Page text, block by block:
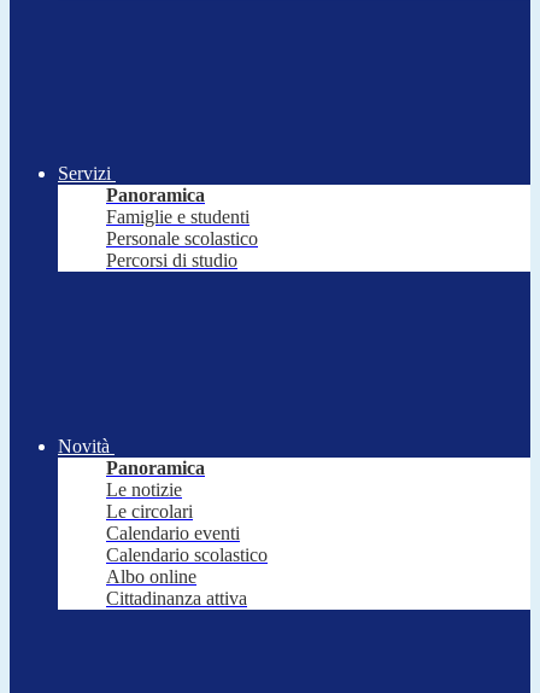
Servizi
Panoramica
Famiglie e studenti
Personale scolastico
Percorsi di studio
Novità
Panoramica
Le notizie
Le circolari
Calendario eventi
Calendario scolastico
Albo online
Cittadinanza attiva